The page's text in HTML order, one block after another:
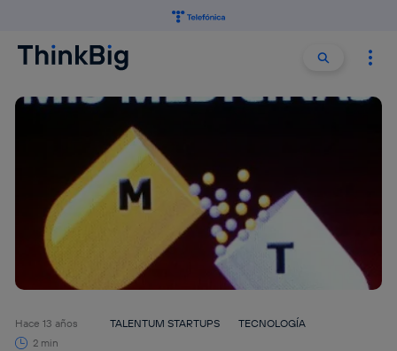
Buscar
Hace 13 años TALENTUM STARTUPS
TECNOLOGÍA
2 min